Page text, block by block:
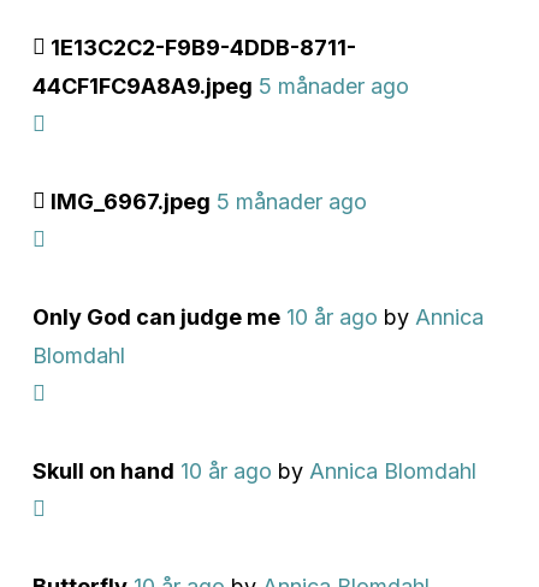
1E13C2C2-F9B9-4DDB-8711-
44CF1FC9A8A9.jpeg 5 månader ago
IMG_6967.jpeg 5 månader ago
Only God can judge me 10 år ago by Annica
Blomdahl
Skull on hand 10 år ago by Annica Blomdahl